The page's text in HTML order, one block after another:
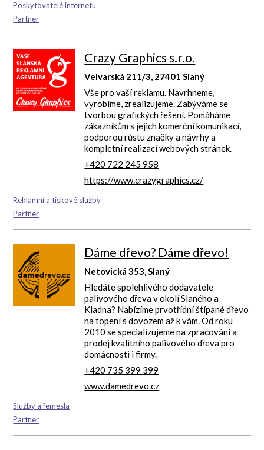
Poskytovatelé internetu
Partner
Crazy Graphics s.r.o.
Velvarská 211/3, 27401 Slaný
Vše pro vaší reklamu. Navrhneme,
vyrobíme, zrealizujeme. Zabýváme se
tvorbou grafických řešení. Pomáháme
zákazníkům s jejich komerční komunikací,
podporou růstu značky a návrhy a
kompletní realizací webových stránek.
+420 722 245 958
https://www.crazygraphics.cz/
Reklamní a tiskové služby
Partner
Dáme dřevo? Dáme dřevo!
Netovická 353, Slaný
Hledáte spolehlivého dodavatele
palivového dřeva v okolí Slaného a
Kladna? Nabízíme prvotřídní štípané dřevo
na topení s dovozem až k vám. Od roku
2010 se specializujeme na zpracování a
prodej kvalitního palivového dřeva pro
domácnosti i firmy.
+420 735 399 399
www.damedrevo.cz
Služby a řemesla
Partner